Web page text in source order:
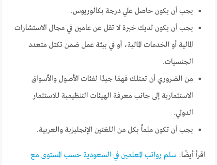
يجب أن يكون حاصل علي درجة بكالوريوس.
يجب أن يكون لديك خبرة لا تقل عن عامين في مجال الاستشارات
المالية أو الخدمات المالية، أو في بيئة عمل ضمن تكتل متعدد
الجنسيات.
من الضروري أن تمتلك فهمًا جيدًا لفئات الأصول والأسواق
الاستثمارية إلى جانب معرفة الهيئات التنظيمية للاستثمار
الدولي.
يجب أن تكون ملماً بكل من اللغتين الإنجليزية والعربية.
اقرأ أيضًا: سلم رواتب المعلمين في السعودية حسب المستوى مع